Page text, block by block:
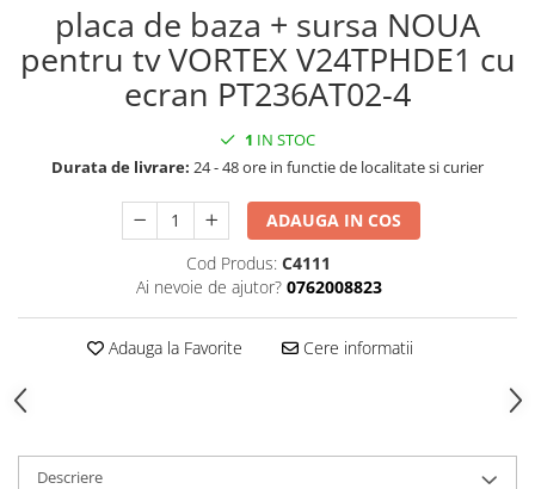
placa de baza + sursa NOUA
pentru tv VORTEX V24TPHDE1 cu
ecran PT236AT02-4
1 IN STOC
Durata de livrare: 24 - 48 ore in functie de localitate si curier
ADAUGA IN COS
Cod Produs: C4111
Ai nevoie de ajutor? 0762008823
Adauga la Favorite Cere informatii
Descriere